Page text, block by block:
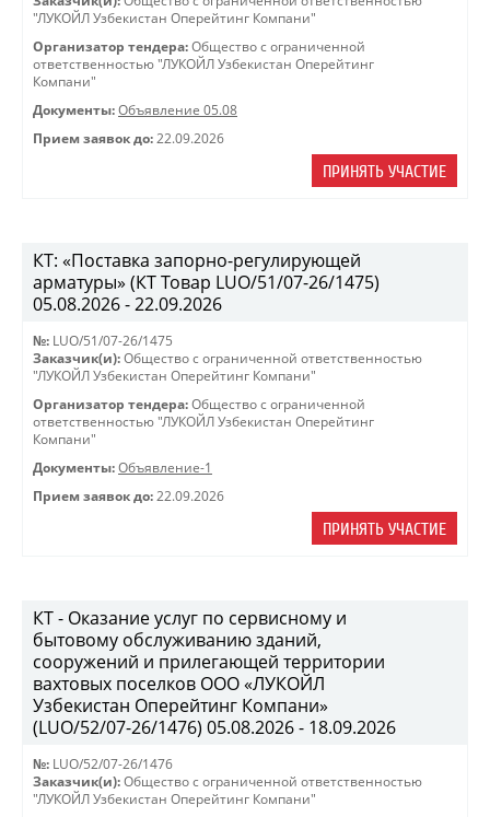
"ЛУКОЙЛ Узбекистан Оперейтинг Компани"
Организатор тендера: Общество с ограниченной
ответственностью "ЛУКОЙЛ Узбекистан Оперейтинг
Компани"
Документы: Объявление 05.08
Прием заявок до: 22.09.2026
ПРИНЯТЬ УЧАСТИЕ
КТ: «Поставка запорно-регулирующей
арматуры» (КТ Товар LUO/51/07-26/1475)
05.08.2026 - 22.09.2026
№: LUO/51/07-26/1475
Заказчик(и): Общество с ограниченной ответственностью
"ЛУКОЙЛ Узбекистан Оперейтинг Компани"
Организатор тендера: Общество с ограниченной
ответственностью "ЛУКОЙЛ Узбекистан Оперейтинг
Компани"
Документы: Объявление-1
Прием заявок до: 22.09.2026
ПРИНЯТЬ УЧАСТИЕ
КТ - Оказание услуг по сервисному и
бытовому обслуживанию зданий,
сооружений и прилегающей территории
вахтовых поселков ООО «ЛУКОЙЛ
Узбекистан Оперейтинг Компани»
(LUO/52/07-26/1476) 05.08.2026 - 18.09.2026
№: LUO/52/07-26/1476
Заказчик(и): Общество с ограниченной ответственностью
"ЛУКОЙЛ Узбекистан Оперейтинг Компани"